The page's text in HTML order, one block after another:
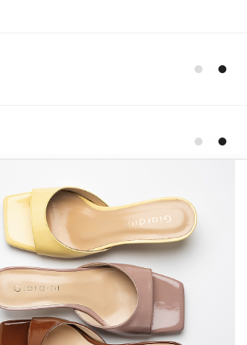
Контактна інформація
0 800 33 86 01
089 520-24-16